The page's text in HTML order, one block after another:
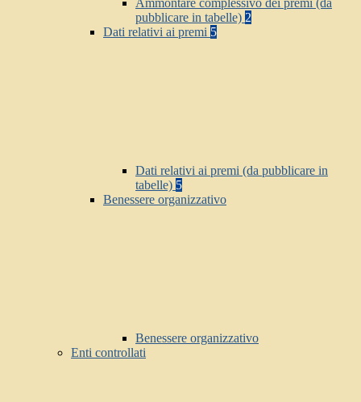
Ammontare complessivo dei premi (da
pubblicare in tabelle) 2
Dati relativi ai premi 5
Dati relativi ai premi (da pubblicare in
tabelle) 5
Benessere organizzativo
Benessere organizzativo
Enti controllati